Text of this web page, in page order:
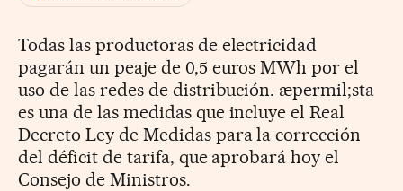
Todas las productoras de electricidad
pagarán un peaje de 0,5 euros MWh por el
uso de las redes de distribución. æpermil;sta
es una de las medidas que incluye el Real
Decreto Ley de Medidas para la corrección
del déficit de tarifa, que aprobará hoy el
Consejo de Ministros.